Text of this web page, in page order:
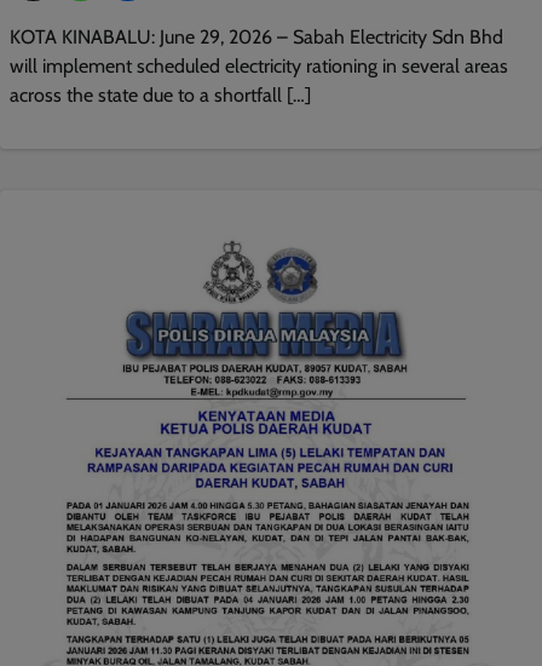
KOTA KINABALU: June 29, 2026 – Sabah Electricity Sdn Bhd
will implement scheduled electricity rationing in several areas
across the state due to a shortfall […]